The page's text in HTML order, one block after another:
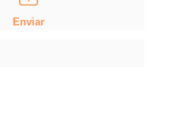
Enviar